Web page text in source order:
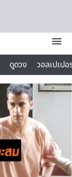
menu
ดูดวง
วอลเปเป